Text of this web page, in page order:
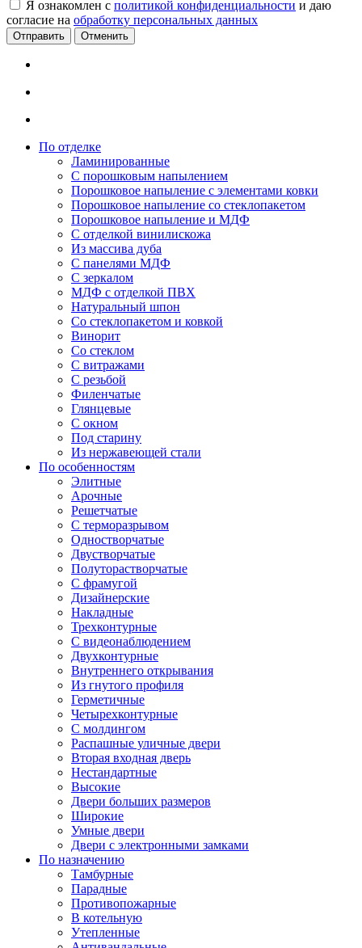
Я ознакомлен с политикой конфиденциальности и даю
согласие на обработку персональных данных
Отменить
По отделке
Ламинированные
С порошковым напылением
Порошковое напыление с элементами ковки
Порошковое напыление со стеклопакетом
Порошковое напыление и МДФ
С отделкой винилискожа
Из массива дуба
С панелями МДФ
С зеркалом
МДФ с отделкой ПВХ
Натуральный шпон
Со стеклопакетом и ковкой
Винорит
Со стеклом
С витражами
С резьбой
Филенчатые
Глянцевые
С окном
Под старину
Из нержавеющей стали
По особенностям
Элитные
Арочные
Решетчатые
С терморазрывом
Одностворчатые
Двустворчатые
Полуторастворчатые
С фрамугой
Дизайнерские
Накладные
Трехконтурные
С видеонаблюдением
Двухконтурные
Внутреннего открывания
Из гнутого профиля
Герметичные
Четырехконтурные
С молдингом
Распашные уличные двери
Вторая входная дверь
Нестандартные
Высокие
Двери больших размеров
Широкие
Умные двери
Двери с электронными замками
По назначению
Тамбурные
Парадные
Противопожарные
В котельную
Утепленные